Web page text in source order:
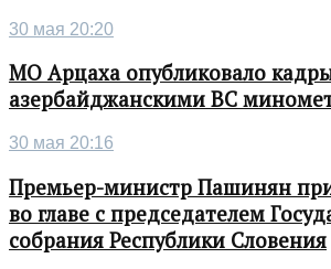
30 мая 20:20
МО Арцаха опубликовало
азербайджанскими ВС
30 мая 20:16
Премьер-министр Пашинян
во главе с председателем
собрания Республики Словения